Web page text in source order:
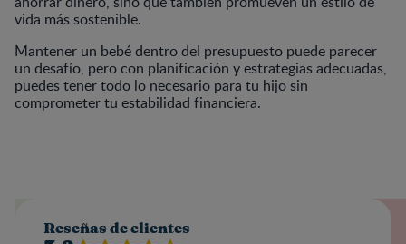
vida más sostenible.
Mantener un bebé dentro del presupuesto puede parecer
un desafío, pero con planificación y estrategias adecuadas,
puedes tener todo lo necesario para tu hijo sin
comprometer tu estabilidad financiera.
Reseñas de clientes